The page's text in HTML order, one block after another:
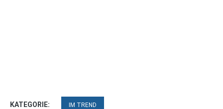
KATEGORIE: IM TREND